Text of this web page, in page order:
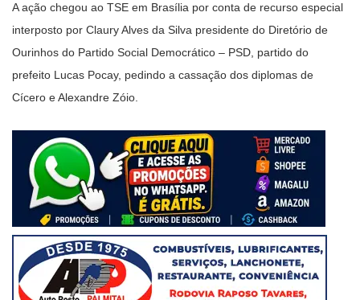
A ação chegou ao TSE em Brasília por conta de recurso especial
interposto por Claury Alves da Silva presidente do Diretório de
Ourinhos do Partido Social Democrático – PSD, partido do
prefeito Lucas Pocay, pedindo a cassação dos diplomas de
Cícero e Alexandre Zóio.